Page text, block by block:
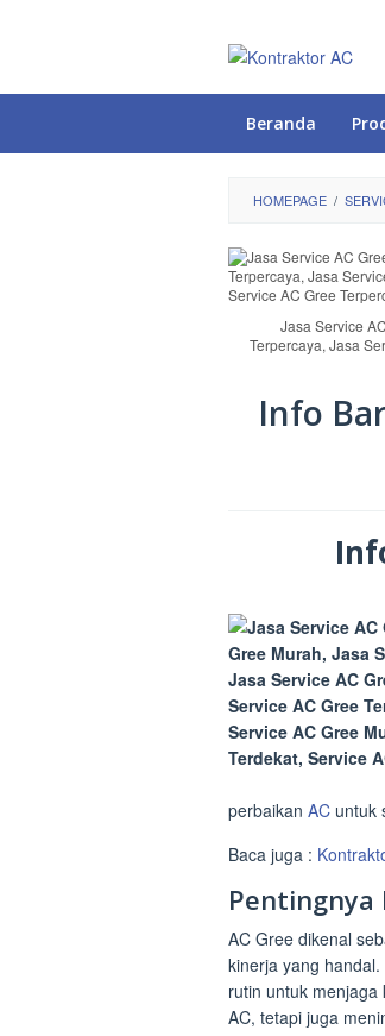
Beranda
HOMEPAGE /
Jasa Service
Terpercaya, Jasa
Info
perbaikan AC untuk
Baca juga :
Pentingnya
AC Gree dikenal
kinerja yang
rutin untuk
AC, tetapi juga